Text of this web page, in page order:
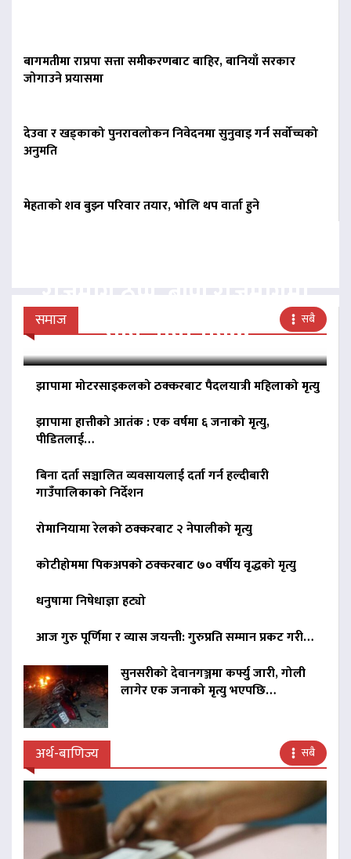
बागमतीमा राप्रपा सत्ता समीकरणबाट बाहिर, बानियाँ सरकार
जोगाउने प्रयासमा
देउवा र खड्काको पुनरावलोकन निवेदनमा सुनुवाइ गर्न सर्वोच्चको
अनुमति
मेहताको शव बुझ्न परिवार तयार, भोलि थप वार्ता हुने
समाज सबै
राति यातायात…
झापामा मोटरसाइकलको ठक्करबाट पैदलयात्री महिलाको मृत्यु
झापामा हात्तीको आतंक : एक वर्षमा ६ जनाको मृत्यु,
पीडितलाई…
बिना दर्ता सञ्चालित व्यवसायलाई दर्ता गर्न हल्दीबारी
गाउँपालिकाको निर्देशन
रोमानियामा रेलको ठक्करबाट २ नेपालीको मृत्यु
कोटीहोममा पिकअपको ठक्करबाट ७० वर्षीय वृद्धको मृत्यु
धनुषामा निषेधाज्ञा हट्यो
आज गुरु पूर्णिमा र व्यास जयन्ती: गुरुप्रति सम्मान प्रकट गरी…
सुनसरीको देवानगञ्जमा कर्फ्यु जारी, गोली
लागेर एक जनाको मृत्यु भएपछि…
अर्थ-बाणिज्य सबै